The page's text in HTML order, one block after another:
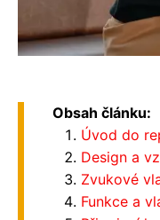
Obsah článku:
Úvod do
Design a
Zvukové
Funkce a